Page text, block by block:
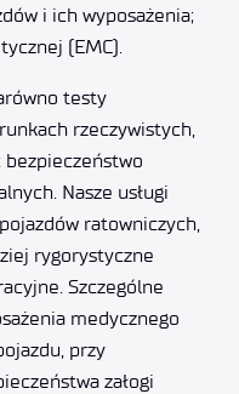
i ich wyposażenia;
(EMC).
testy
rzeczywistych,
Nasze usługi
ratowniczych,
rygorystyczne
Szczególne
medycznego
przy
załogi